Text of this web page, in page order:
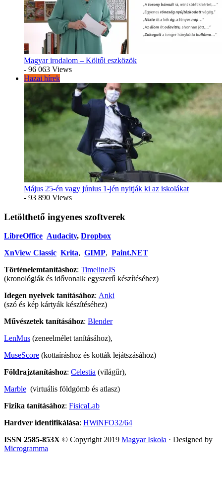
Magyar irodalom – Költői eszközök
- 96 063 Views
Hazai hírek
Május 25-én vagy június 1-jén nyitják ki az iskolákat
- 93 890 Views
Letölthető ingyenes szoftverek
LibreOffice Audacity, Dropbox
XnView Classic Krita, GIMP, Paint.NET
Történelemtanításhoz: TimelineJS
(kronológiák és idővonalk egyszerű készítéséhez)
Idegen nyelvek tanításához: Anki
(szó és kép kártyák készítéséhez)
Művészetek tanításához: Blender
LenMus (zeneelmélet tanításához),
MuseScore (kottaíráshoz és kották lejátszásához)
Földrajztanításhoz: Celestia (világűr),
Marble (virtuális földgömb és atlasz)
Fizika tanításához: FisicaLab
Hardver identifikálása: HWiNFO32/64
ISSN 2585-853X © Copyright 2019 Magyar Iskola · Designed by
Microgramma